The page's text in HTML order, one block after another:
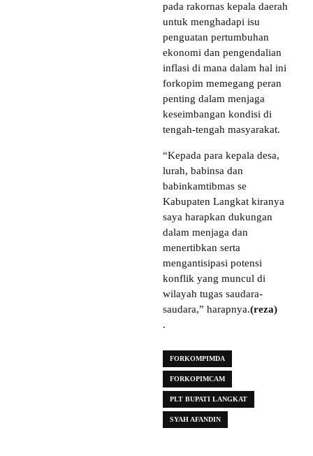
pada rakornas kepala daerah
untuk menghadapi isu
penguatan pertumbuhan
ekonomi dan pengendalian
inflasi di mana dalam hal ini
forkopim memegang peran
penting dalam menjaga
keseimbangan kondisi di
tengah-tengah masyarakat.
“Kepada para kepala desa,
lurah, babinsa dan
babinkamtibmas se
Kabupaten Langkat kiranya
saya harapkan dukungan
dalam menjaga dan
menertibkan serta
mengantisipasi potensi
konflik yang muncul di
wilayah tugas saudara-
saudara,” harapnya.(reza)
.
FORKOMPIMDA
FORKOPIMCAM
PLT BUPATI LANGKAT
SYAH AFANDIN